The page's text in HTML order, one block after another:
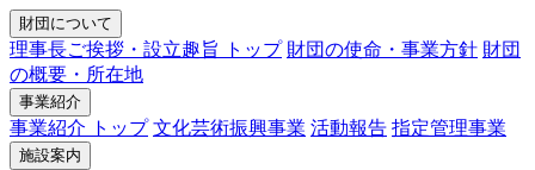
財団について
理事長ご挨拶・設立趣旨 トップ 財団の使命・事業方針 財団
の概要・所在地
事業紹介
事業紹介 トップ 文化芸術振興事業 活動報告 指定管理事業
施設案内